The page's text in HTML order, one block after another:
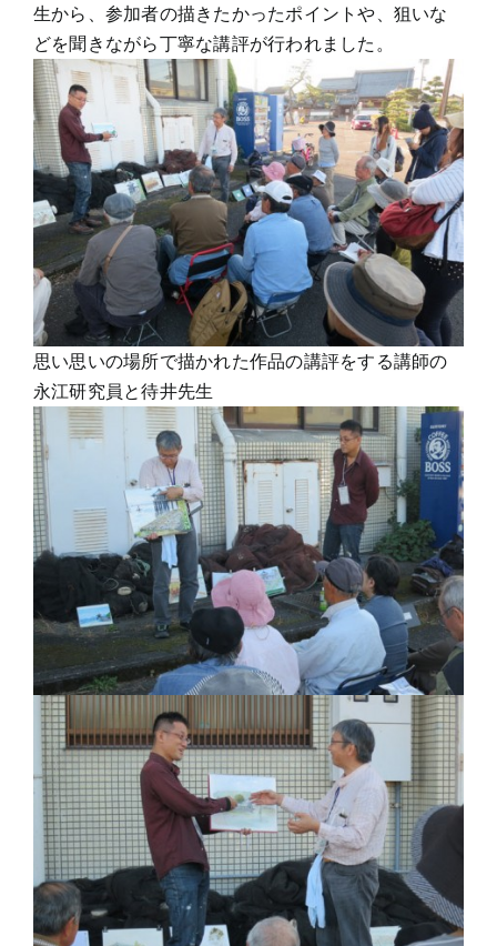
生から、参加者の描きたかったポイントや、狙いな
どを聞きながら丁寧な講評が行われました。
思い思いの場所で描かれた作品の講評をする講師の
永江研究員と待井先生